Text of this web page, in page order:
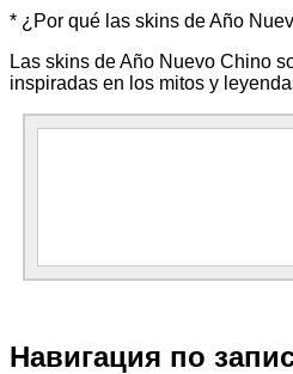
* ¿Por qué las skins de Año
Las skins de Año Nuevo Chino
inspiradas en los mitos y
Навигация по